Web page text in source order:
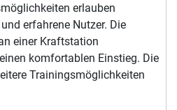
erlauben
erfahrene Nutzer. Die
einer Kraftstation
komfortablen Einstieg. Die
Trainingsmöglichkeiten